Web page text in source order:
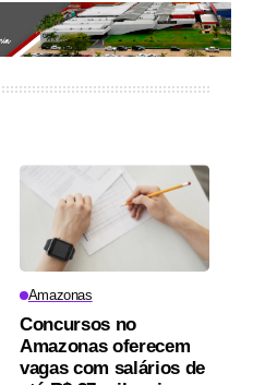
Amazonas
Concursos no
Amazonas oferecem
vagas com salários de